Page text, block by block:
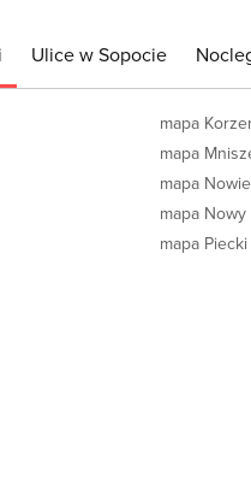
Ulice w Sopocie
mapa
mapa
mapa
mapa Nowy
mapa Piecki